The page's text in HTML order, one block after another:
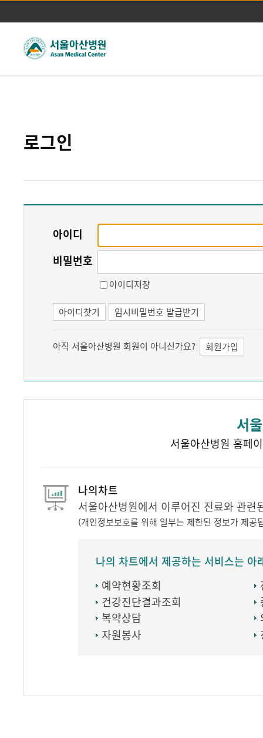
주메뉴바로가기
본문바로가기
로그인
아이디
비밀번호
아이디저장
아이디찾기 임시비밀번호 발급받기
아직 서울아산병원 회원이 아니신가요? 회원가입
서
서울아산병원 홈페
나의차트
서울아산병원에서 이루어진 진료와 관
(개인정보보호를 위해 일부는 제한된 정보가 제공
나의 차트에서 제공하는 서비스는 아
예약현황조회
건강진단결과조회
복약상담
자원봉사